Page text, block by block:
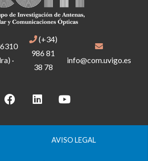
·
(+34)
986 81
38 78
info@com.uvigo.es
AVISO LEGAL